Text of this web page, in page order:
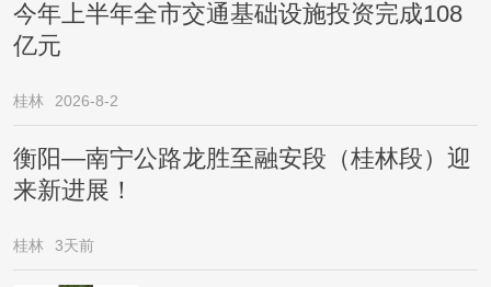
今年上半年全市交通基础设施投资完成108
亿元
桂林 2026-8-2
衡阳—南宁公路龙胜至融安段（桂林段）迎
来新进展！
桂林 3天前